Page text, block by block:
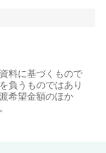
料に基づくもので
負うものではあり
希望金額のほか